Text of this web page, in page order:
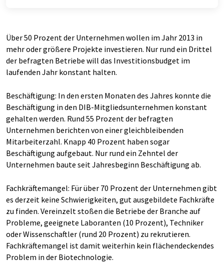
Über 50 Prozent der Unternehmen wollen im Jahr 2013 in
mehr oder größere Projekte investieren. Nur rund ein Drittel
der befragten Betriebe will das Investitionsbudget im
laufenden Jahr konstant halten.
Beschäftigung: In den ersten Monaten des Jahres konnte die
Beschäftigung in den DIB-Mitgliedsunternehmen konstant
gehalten werden. Rund 55 Prozent der befragten
Unternehmen berichten von einer gleichbleibenden
Mitarbeiterzahl. Knapp 40 Prozent haben sogar
Beschäftigung aufgebaut. Nur rund ein Zehntel der
Unternehmen baute seit Jahresbeginn Beschäftigung ab.
Fachkräftemangel: Für über 70 Prozent der Unternehmen gibt
es derzeit keine Schwierigkeiten, gut ausgebildete Fachkräfte
zu finden. Vereinzelt stoßen die Betriebe der Branche auf
Probleme, geeignete Laboranten (10 Prozent), Techniker
oder Wissenschaftler (rund 20 Prozent) zu rekrutieren.
Fachkräftemangel ist damit weiterhin kein flächendeckendes
Problem in der Biotechnologie.